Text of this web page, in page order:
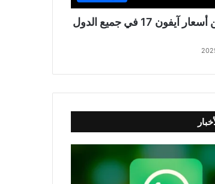
مقارنة بين أسعار آيفون 17 في جميع الدول